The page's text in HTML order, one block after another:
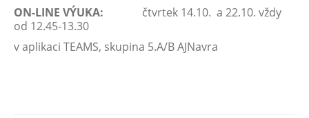
ON-LINE VÝUKA:
čtvrtek 14.10. a 22.10. vždy
od 12.45-13.30
v aplikaci TEAMS, skupina 5.A/B AJNavra